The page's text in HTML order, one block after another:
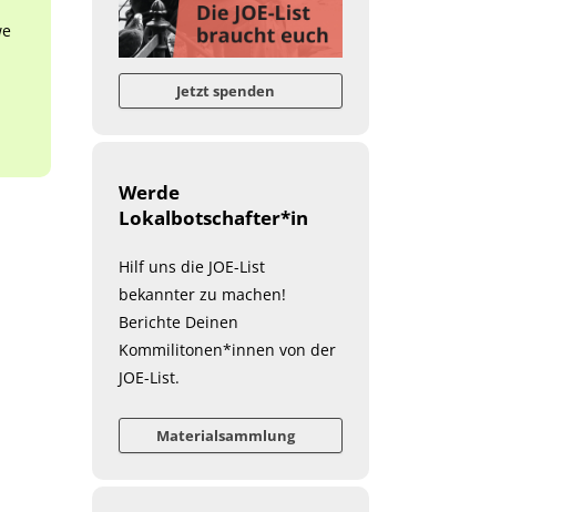
Jetzt spenden
Werde
Lokalbotschafter*in
Hilf uns die JOE-List
bekannter zu machen!
Berichte Deinen
Kommilitonen*innen von der
JOE-List.
Materialsammlung